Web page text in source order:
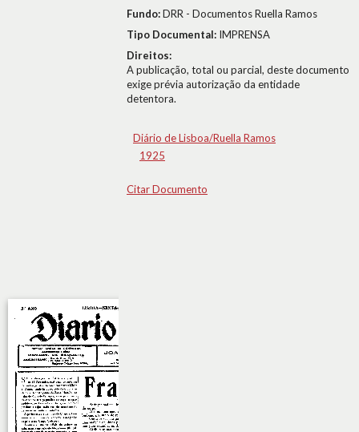
Fundo:DRR - Documentos Ruella Ramos
Tipo Documental: IMPRENSA
Direitos:
A publicação, total ou parcial, deste documento
exige prévia autorização da entidade
detentora.
Diário de Lisboa/Ruella Ramos
1925
Citar Documento